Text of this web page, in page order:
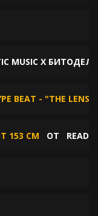
MUSIC X
BEAT - "THE LENS"
153 CM ОТ